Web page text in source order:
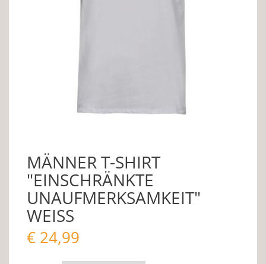
MÄNNER T-SHIRT
"EINSCHRÄNKTE
UNAUFMERKSAMKEIT"
WEISS
€ 24,99